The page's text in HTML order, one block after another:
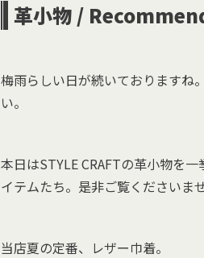
革小物 /
梅雨らしい日が続いておりますね
い。
本日はSTYLE CRAFTの革小物を
イテムたち。是非ご覧くださいませ
当店夏の定番、レザー巾着。